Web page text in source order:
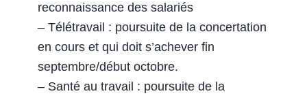
reconnaissance des salariés
– Télétravail : poursuite de la concertation
en cours et qui doit s’achever fin
septembre/début octobre.
– Santé au travail : poursuite de la